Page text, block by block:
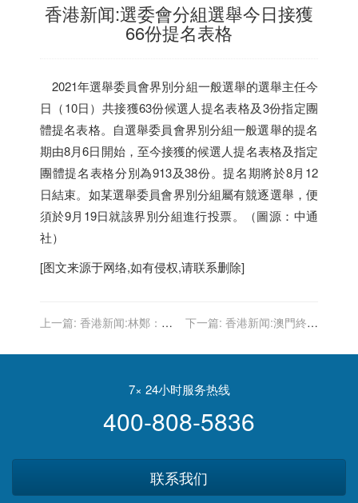
香港新闻:選委會分組選舉今日接獲
66份提名表格
2021年選舉委員會界別分組一般選舉的選舉主任今
日（10日）共接獲63份候選人提名表格及3份指定團
體提名表格。自選舉委員會界別分組一般選舉的提名
期由8月6日開始，至今接獲的候選人提名表格及指定
團體提名表格分別為913及38份。提名期將於8月12
日結束。如某選舉委員會界別分組屬有競逐選舉，便
須於9月19日就該界別分組進行投票。（圖源：中通
社）
[图文来源于网络,如有侵权,请联系删除]
上一篇: 香港新闻:林鄭：最
土地房屋問題的決心
下一篇: 香港新闻:澳門終止
持48小時內檢測證明
7× 24小时服务热线
400-808-5836
联系我们